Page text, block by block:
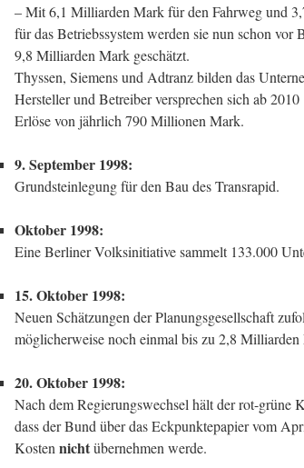
– Mit 6,1 Milliarden Mark für den Fahrweg und
für das Betriebssystem werden sie nun schon vor
9,8 Milliarden Mark geschätzt.
Thyssen, Siemens und Adtranz bilden das
Hersteller und Betreiber versprechen sich ab 2010
Erlöse von jährlich 790 Millionen Mark.
9. September 1998:
Grundsteinlegung für den Bau des Transrapid.
Oktober 1998:
Eine Berliner Volksinitiative sammelt 133.000
15. Oktober 1998:
Neuen Schätzungen der Planungsgesellschaft
möglicherweise noch einmal bis zu 2,8 Milliarden
20. Oktober 1998:
Nach dem Regierungswechsel hält der rot-grüne
dass der Bund über das Eckpunktepapier vom
Kosten nichtübernehmen werde.